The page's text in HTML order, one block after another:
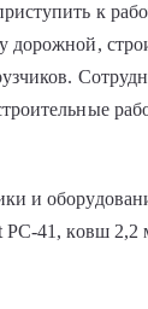
к
дорожной,
и
PC-41, ковш 2,2